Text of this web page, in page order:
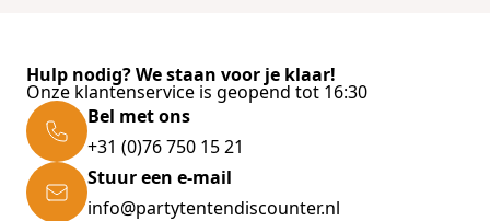
momenten van de dag aan je kat.
Inhoud:24x75GR
Hulp nodig? We staan voor je klaar!
Onze klantenservice is geopend tot 16:30
Bel met ons
+31 (0)76 750 15 21
Stuur een e-mail
info@partytentendiscounter.nl